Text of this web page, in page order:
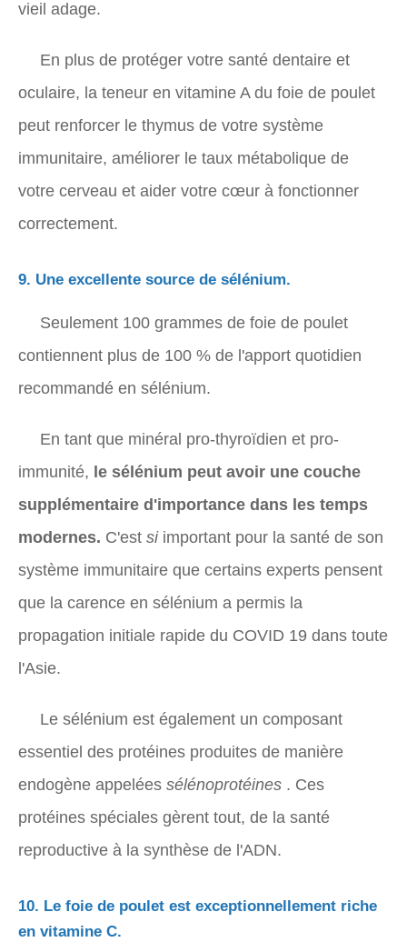
vieil adage.
En plus de protéger votre santé dentaire et
oculaire, la teneur en vitamine A du foie de poulet
peut renforcer le thymus de votre système
immunitaire, améliorer le taux métabolique de
votre cerveau et aider votre cœur à fonctionner
correctement.
9. Une excellente source de sélénium.
Seulement 100 grammes de foie de poulet
contiennent plus de 100 % de l'apport quotidien
recommandé en sélénium.
En tant que minéral pro-thyroïdien et pro-
immunité, le sélénium peut avoir une couche
supplémentaire d'importance dans les temps
modernes. C'est si important pour la santé de son
système immunitaire que certains experts pensent
que la carence en sélénium a permis la
propagation initiale rapide du COVID 19 dans toute
l'Asie.
Le sélénium est également un composant
essentiel des protéines produites de manière
endogène appelées sélénoprotéines . Ces
protéines spéciales gèrent tout, de la santé
reproductive à la synthèse de l'ADN.
10. Le foie de poulet est exceptionnellement riche
en vitamine C.